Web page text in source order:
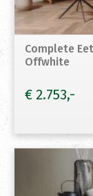
Complete
Offwhite
€ 2.753